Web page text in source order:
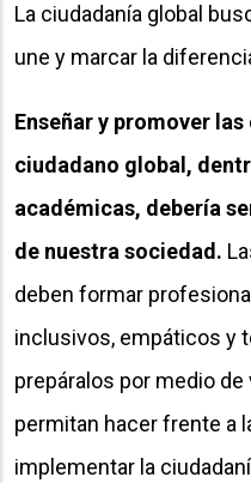
La ciudadanía global
une y marcar la
Enseñar y promover
ciudadano global,
académicas, debería
de nuestra sociedad.
deben formar
inclusivos, empáticos y
prepáralos por medio
permitan hacer frente a
implementar la